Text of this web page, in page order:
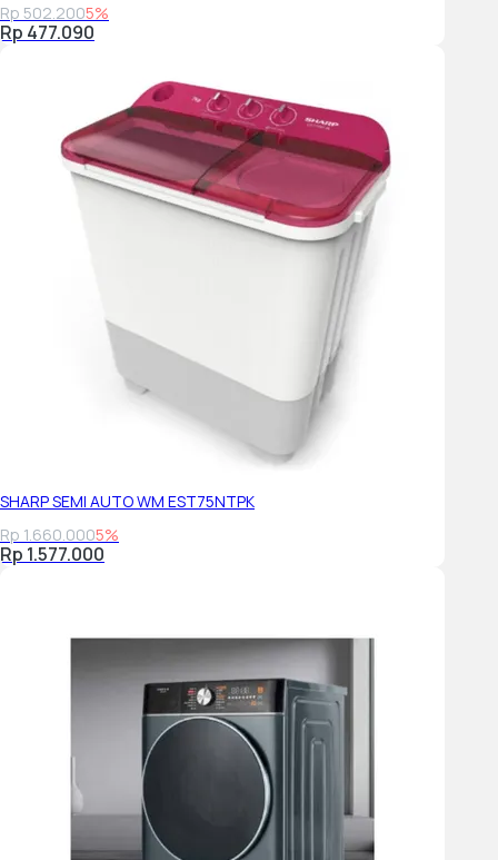
Rp 502.2005%
Rp 477.090
SHARP SEMI AUTO WM EST75NTPK
Rp 1.660.0005%
Rp 1.577.000